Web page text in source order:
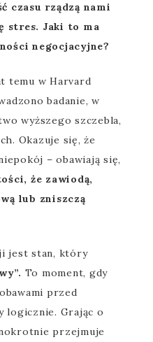
czasu rządzą nami
stres. Jaki to ma
negocjacyjne?
temu w Harvard
badanie, w
wyższego szczebla,
Okazuje się, że
– obawiają się,
że zawiodą,
lub zniszczą
jest stan, który
To moment, gdy
przed
logicznie. Grając o
przejmuje